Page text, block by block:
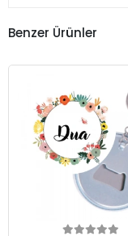
Benzer Ürünler